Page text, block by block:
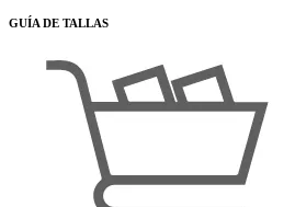
GUÍA DE TALLAS